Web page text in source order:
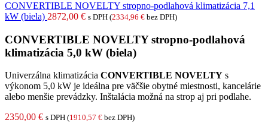
CONVERTIBLE NOVELTY stropno-podlahová klimatizácia 7,1
kW (biela) 2872,00 € s DPH (2334,96 € bez DPH)
CONVERTIBLE NOVELTY stropno-podlahová
klimatizácia 5,0 kW (biela)
Univerzálna klimatizácia CONVERTIBLE NOVELTY s
výkonom 5,0 kW je ideálna pre väčšie obytné miestnosti, kancelárie
alebo menšie prevádzky. Inštalácia možná na strop aj pri podlahe.
2350,00 € s DPH (1910,57 € bez DPH)